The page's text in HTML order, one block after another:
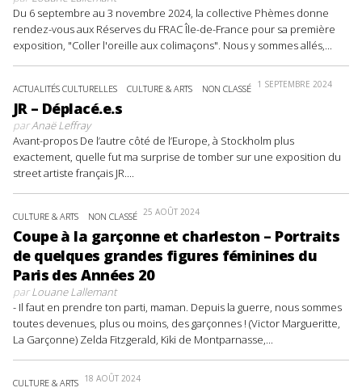
Du 6 septembre au 3 novembre 2024, la collective Phèmes donne
rendez-vous aux Réserves du FRAC Île-de-France pour sa première
exposition, "Coller l'oreille aux colimaçons". Nous y sommes allés,...
ACTUALITÉS CULTURELLES CULTURE & ARTS NON CLASSÉ 1 SEPTEMBRE 2024
JR – Déplacé.e.s
parAnaë Leffray
Avant-propos De l’autre côté de l’Europe, à Stockholm plus
exactement, quelle fut ma surprise de tomber sur une exposition du
street artiste français JR....
CULTURE & ARTS NON CLASSÉ 25 AOÛT 2024
Coupe à la garçonne et charleston – Portraits
de quelques grandes figures féminines du
Paris des Années 20
parLouane Lallemant
- Il faut en prendre ton parti, maman. Depuis la guerre, nous sommes
toutes devenues, plus ou moins, des garçonnes ! (Victor Margueritte,
La Garçonne) Zelda Fitzgerald, Kiki de Montparnasse,...
CULTURE & ARTS 18 AOÛT 2024